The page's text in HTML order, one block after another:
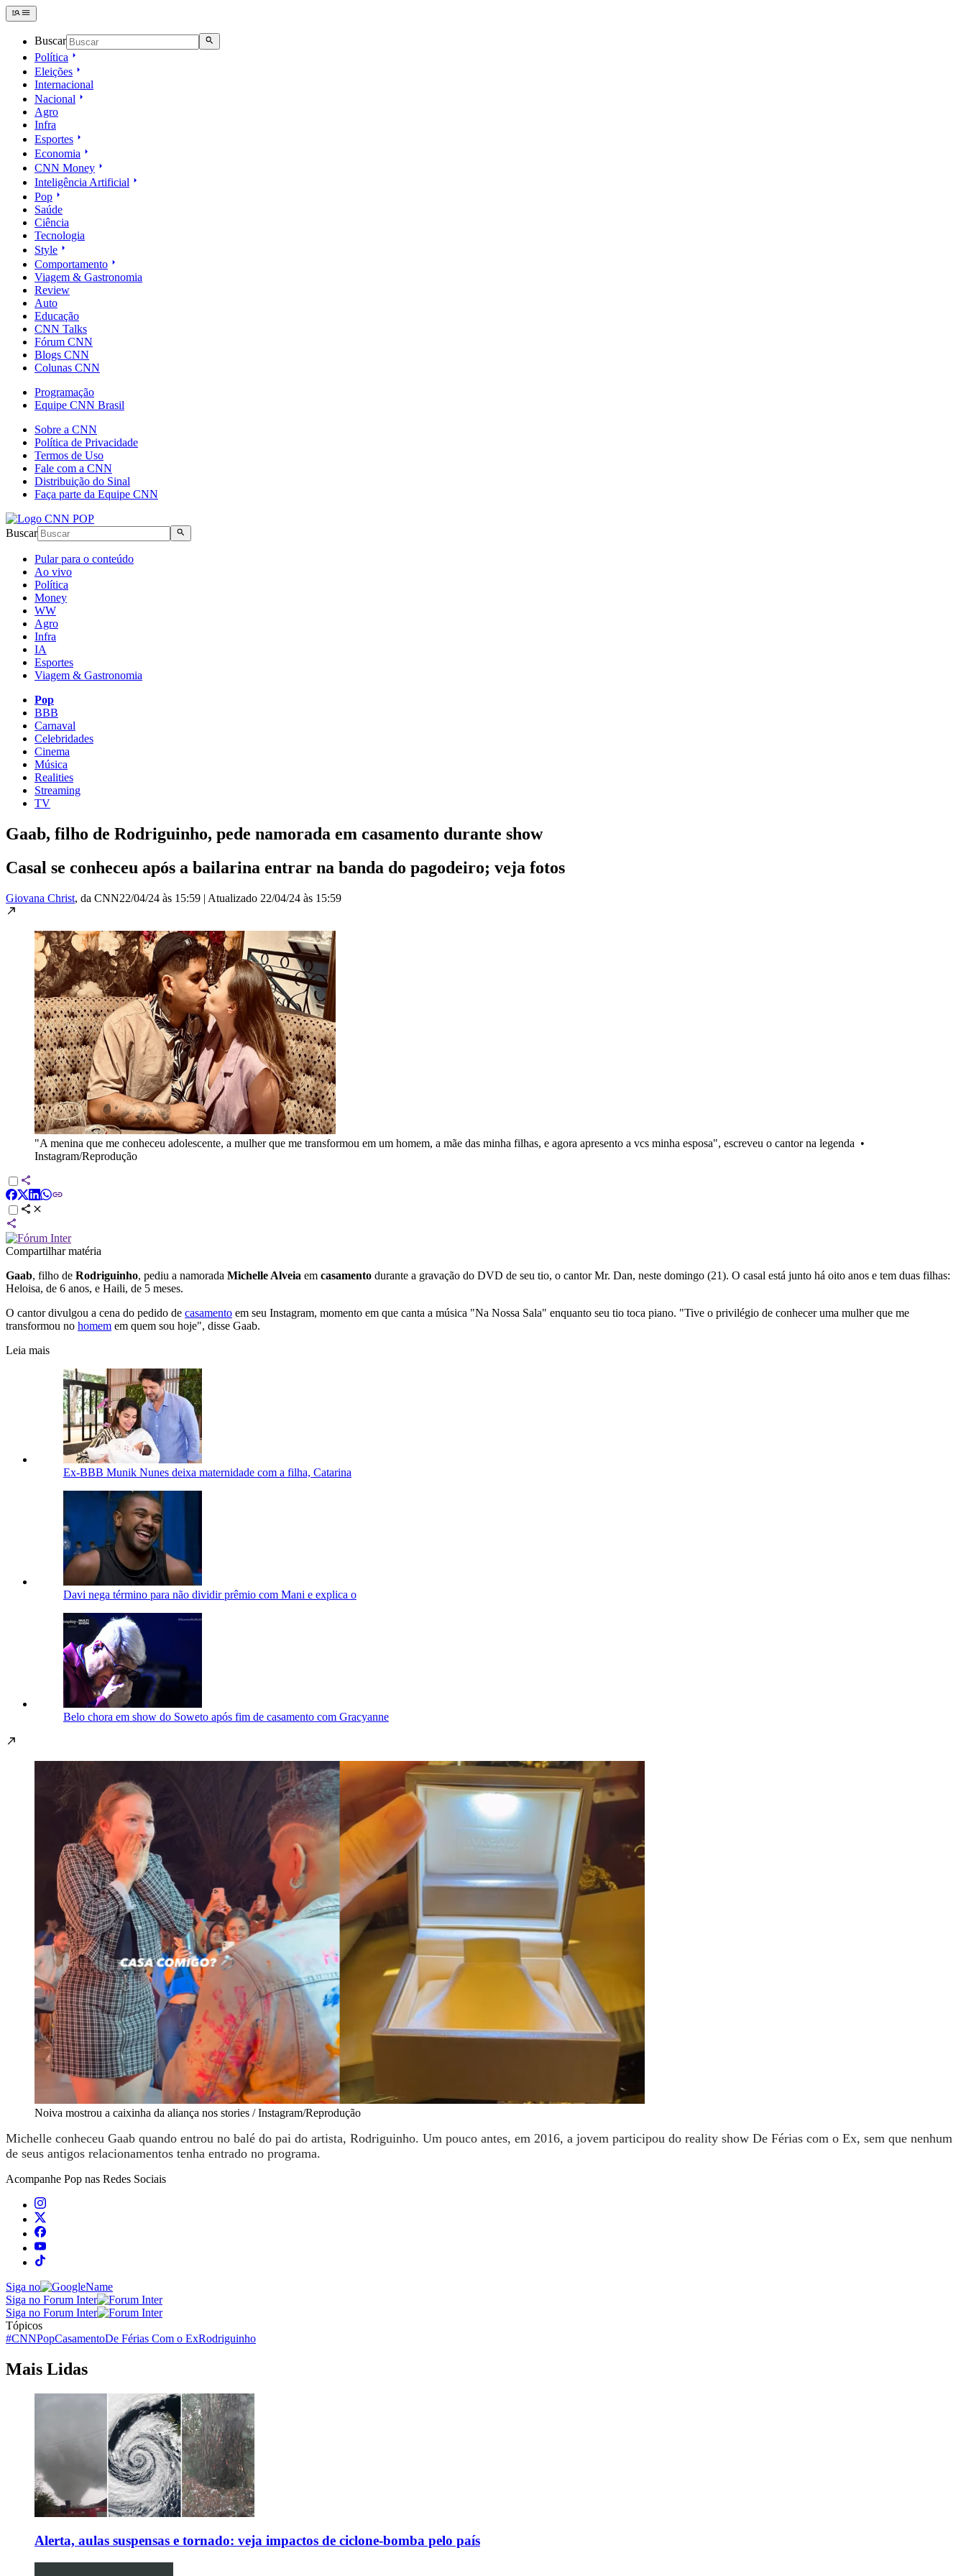
Buscar
Política
Eleições
Internacional
Nacional
Agro
Infra
Esportes
Economia
CNN Money
Inteligência Artificial
Pop
Saúde
Ciência
Tecnologia
Style
Comportamento
Viagem & Gastronomia
Review
Auto
Educação
CNN Talks
Fórum CNN
Blogs CNN
Colunas CNN
Programação
Equipe CNN Brasil
Sobre a CNN
Política de Privacidade
Termos de Uso
Fale com a CNN
Distribuição do Sinal
Faça parte da Equipe CNN
Buscar
Pular para o conteúdo
Ao vivo
Política
Money
WW
Agro
Infra
IA
Esportes
Viagem & Gastronomia
Pop
BBB
Carnaval
Celebridades
Cinema
Música
Realities
Streaming
TV
Gaab, filho de Rodriguinho, pede namorada em casamento durante show
Casal se conheceu após a bailarina entrar na banda do pagodeiro; veja fotos
Giovana Christ, da CNN22/04/24 às 15:59 | Atualizado 22/04/24 às 15:59
"A menina que me conheceu adolescente, a mulher que me transformou em um homem, a mãe das minha filhas, e agora apresento a vcs minha esposa", escreveu o cantor na legenda •
Instagram/Reprodução
Compartilhar matéria
Gaab, filho de Rodriguinho, pediu a namorada Michelle Alveia em casamento durante a gravação do DVD de seu tio, o cantor Mr. Dan, neste domingo (21). O casal está junto há oito anos e tem duas filhas:
Heloisa, de 6 anos, e Haili, de 5 meses.
O cantor divulgou a cena do pedido de casamento em seu Instagram, momento em que canta a música "Na Nossa Sala" enquanto seu tio toca piano. "Tive o privilégio de conhecer uma mulher que me
transformou no homem em quem sou hoje", disse Gaab.
Leia mais
Ex-BBB Munik Nunes deixa maternidade com a filha, Catarina
Davi nega término para não dividir prêmio com Mani e explica o
Belo chora em show do Soweto após fim de casamento com Gracyanne
Noiva mostrou a caixinha da aliança nos stories / Instagram/Reprodução
Michelle conheceu Gaab quando entrou no balé do pai do artista, Rodriguinho. Um pouco antes, em 2016, a jovem participou do reality show De Férias com o Ex, sem que nenhum
de seus antigos relacionamentos tenha entrado no programa.
Acompanhe Pop nas Redes Sociais
Siga no
Siga no Forum Inter
Siga no Forum Inter
Tópicos
#CNNPopCasamentoDe Férias Com o ExRodriguinho
Mais Lidas
Alerta, aulas suspensas e tornado: veja impactos de ciclone-bomba pelo país